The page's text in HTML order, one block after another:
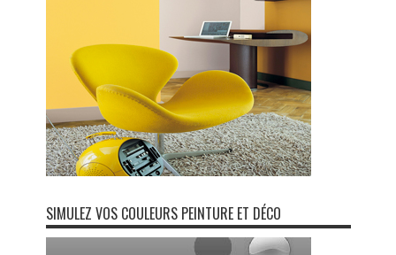
SIMULEZ VOS COULEURS PEINTURE ET DÉCO